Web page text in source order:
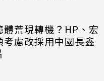
體荒現轉機？HP、宏
考慮改採用中國長鑫